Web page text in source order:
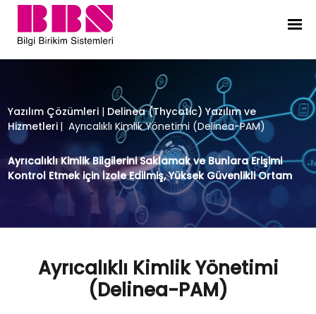
Ayrıcalıklı Kimlik Yönetimi
Yazılım Çözümleri | Delinea (Thycotic) Yazılım ve
Hizmetleri | Ayrıcalıklı Kimlik Yönetimi (Delinea-PAM)
Ayrıcalıklı Kimlik Bilgilerini Saklamak ve Bunlara Erişimi
Kontrol Etmek için İzole Edilmiş, Yüksek Güvenlikli Ortam
Ayrıcalıklı Kimlik Yönetimi
(Delinea-PAM)